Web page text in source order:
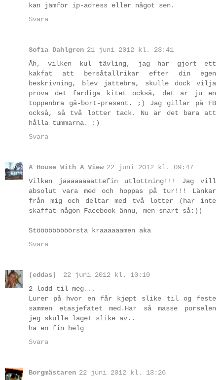
kan jämför ip-adress eller något sen.
Svara
Sofia Dahlgren 21 juni 2012 kl. 23:41
Åh, vilken kul tävling, jag har gjort ett
kakfat att bersåtallrikar efter din egen
beskrivning, blev jättebra, skulle dock vilja
prova det färdiga kitet också, det är ju en
toppenbra gå-bort-present. ;) Jag gillar på FB
också, så två lotter tack. Nu är det bara att
hålla tummarna. :)
Svara
A House With A View 22 juni 2012 kl. 09:47
Vilken jäääääääättefin utlottning!!! Jag vill
absolut vara med och hoppas på tur!!! Länkar
från mig och deltar med två lotter (har inte
skaffat någon Facebook ännu, men snart så:))
Stööööööööörsta kraaaaaamen aka
Svara
(eddas)
22 juni 2012 kl. 10:10
2 lodd til meg...
Lurer på hvor en får kjøpt slike til og feste
sammen etasjefatet med.Har så masse porselen
jeg skulle laget slike av..
ha en fin helg
Svara
Borgmästaren 22 juni 2012 kl. 13:26